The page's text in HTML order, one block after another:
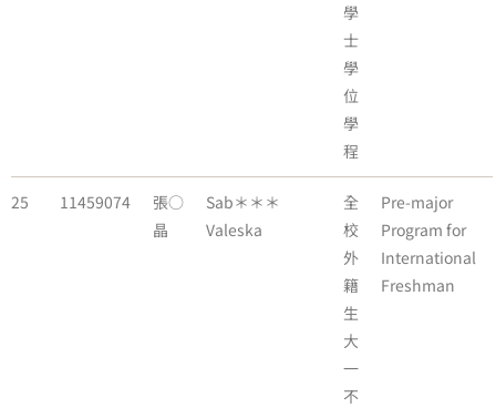
學
士
學
位
學
程
25 11459074
張○
晶
Sab＊＊＊
Valeska
全
校
外
籍
生
大
一
不
Pre-major
Program for
International
Freshman